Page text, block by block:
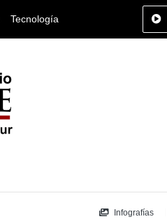
Tecnología
Infografías